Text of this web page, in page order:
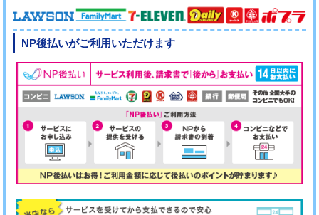
NP後払いがご利用いただけます